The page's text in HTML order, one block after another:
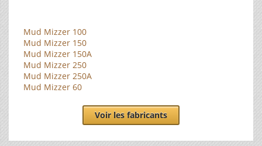
Mud Mizzer 100
Mud Mizzer 150
Mud Mizzer 150A
Mud Mizzer 250
Mud Mizzer 250A
Mud Mizzer 60
Voir les fabricants